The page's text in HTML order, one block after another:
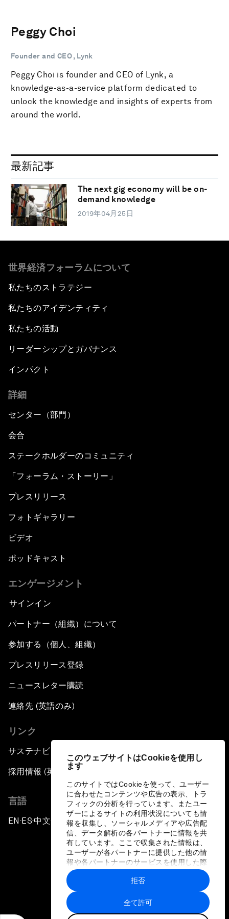
このウェブサイトはCookieを使用し
ます
このサイトではCookieを使って、ユーザー
に合わせたコンテンツや広告の表示、トラ
フィックの分析を行っています。またユー
ザーによるサイトの利用状況についても情
報を収集し、ソーシャルメディアや広告配
信、データ解析の各パートナーに情報を共
有しています。ここで収集された情報は、
ユーザーが各パートナーに提供した他の情
報や各パートナーのサービスを使用した際
に収集された情報と組み合わされ、各パー
トナーによって使用されることがありま
す。
全て許可
拒否
Peggy Choi
Founder and CEO , Lynk
Peggy Choi is founder and CEO of Lynk, a
knowledge-as-a-service platform dedicated to
unlock the knowledge and insights of experts from
around the world.
最新記事
The next gig economy will be on-
demand knowledge
2019年04月25日
世界経済フォーラムについて
私たちのストラテジー
私たちのアイデンティティ
私たちの活動
リーダーシップとガバナンス
インパクト
詳細
センター（部門）
会合
ステークホルダーのコミュニティ
「フォーラム・ストーリー」
プレスリリース
フォトギャラリー
ビデオ
ポッドキャスト
エンゲージメント
サインイン
パートナー（組織）について
参加する（個人、組織）
プレスリリース登録
ニュースレター購読
連絡先 (英語のみ)
リンク
サステナビリティへの取り組み
採用情報 (英語のみ)
言語
EN ▪ES▪中文▪ 日本語
プライバシーポリシーと利用規約
サイトマップ